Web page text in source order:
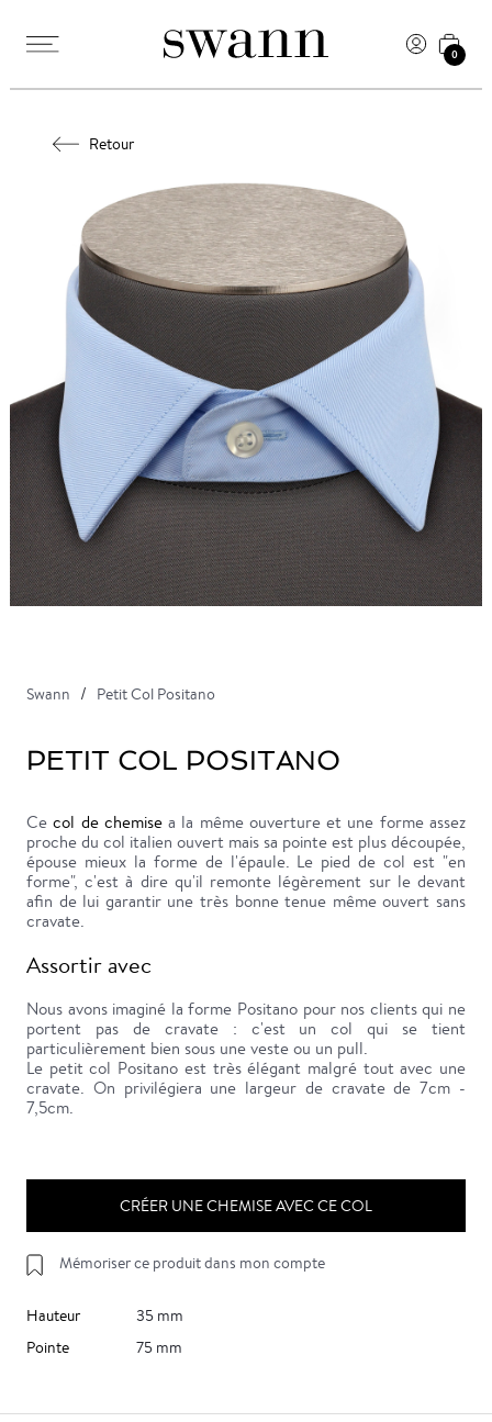
0
Retour
Swann Petit Col Positano
PETIT COL POSITANO
Cecol de chemisea la même ouverture et une forme assez
proche du col italien ouvert mais sa pointe est plus découpée,
épouse mieux la forme de l'épaule. Le pied de col est "en
forme", c'est à dire qu'il remonte légèrement sur le devant
afin de lui garantir une très bonne tenue même ouvert sans
cravate.
Assortir avec
Nous avons imaginé la forme Positano pour nos clients qui ne
portent pas de cravate : c'est un col qui se tient
particulièrement bien sous une veste ou un pull.
Le petit col Positano est très élégant malgré tout avec une
cravate. On privilégiera une largeur de cravate de 7cm -
7,5cm.
CRÉER UNE CHEMISE AVEC CE COL
Mémoriser ce produit dans mon compte
Hauteur
35 mm
Pointe
75 mm